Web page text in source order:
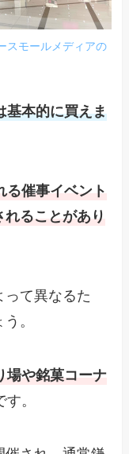
スモールメディアの
基本的に買えま
る催事イベント
ることがあり
って異なるた
。
場や銘菓コーナ
す。